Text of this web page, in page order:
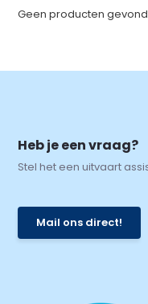
Geen producten
Heb je een vraag?
Stel het een uitvaart
Mail ons direct!